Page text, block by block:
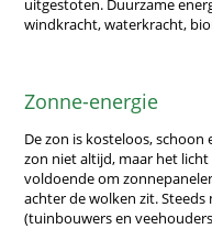
uitgestoten. Duurzame
windkracht, waterkracht,
Zonne-energie
De zon is kosteloos,
zon niet altijd, maar het
voldoende om
achter de wolken zit.
(tuinbouwers en